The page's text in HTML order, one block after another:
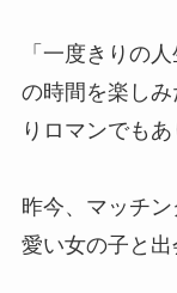
「一度きりの
の時間を楽し
りロマンでもあ
昨今、マッチ
愛い女の子と出